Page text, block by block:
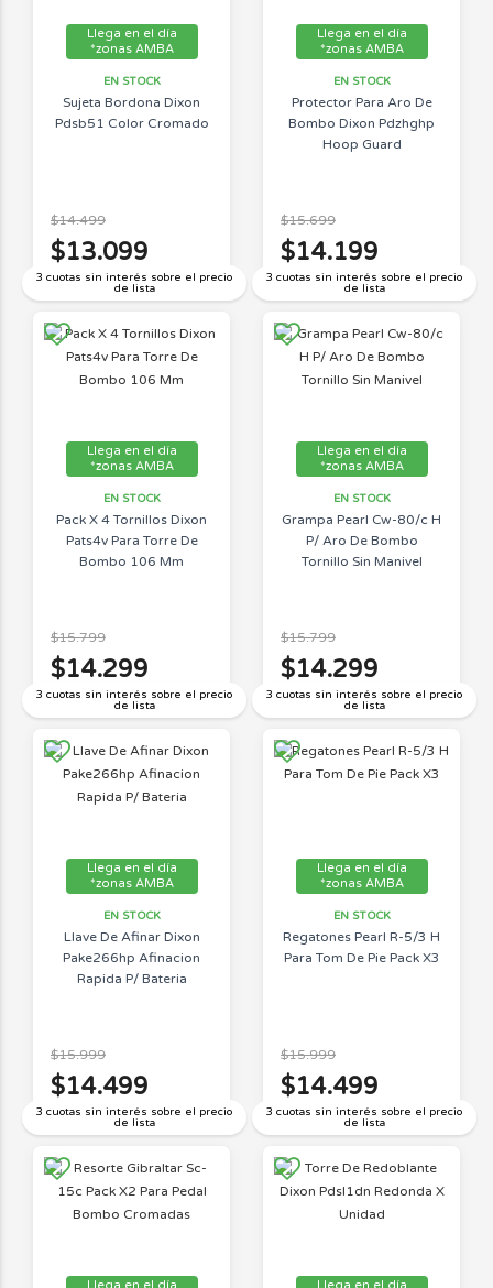
Llega en el día
*zonas AMBA
EN STOCK
Sujeta Bordona Dixon
Pdsb51 Color Cromado
3 cuotas sin interés sobre el precio
de lista
$14.499
$13.099
Llega en el día
*zonas AMBA
EN STOCK
Protector Para Aro De
Bombo Dixon Pdzhghp
Hoop Guard
3 cuotas sin interés sobre el precio
de lista
$15.699
$14.199
Llega en el día
*zonas AMBA
EN STOCK
Pack X 4 Tornillos Dixon
Pats4v Para Torre De
Bombo 106 Mm
3 cuotas sin interés sobre el precio
de lista
$15.799
$14.299
Llega en el día
*zonas AMBA
EN STOCK
Grampa Pearl Cw-80/c H
P/ Aro De Bombo
Tornillo Sin Manivel
3 cuotas sin interés sobre el precio
de lista
$15.799
$14.299
Llega en el día
*zonas AMBA
EN STOCK
Llave De Afinar Dixon
Pake266hp Afinacion
Rapida P/ Bateria
3 cuotas sin interés sobre el precio
de lista
$15.999
$14.499
Llega en el día
*zonas AMBA
EN STOCK
Regatones Pearl R-5/3 H
Para Tom De Pie Pack X3
3 cuotas sin interés sobre el precio
de lista
$15.999
$14.499